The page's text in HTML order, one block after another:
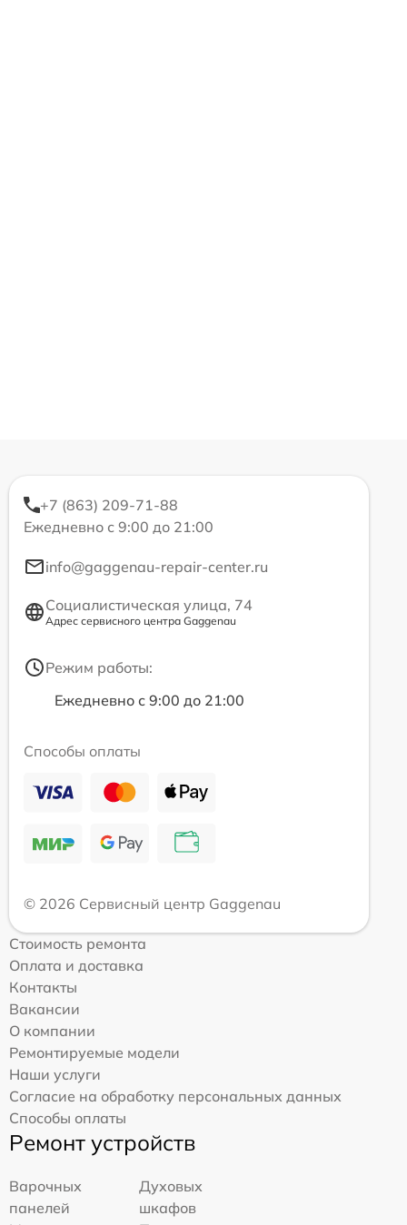
+7 (863) 209-71-88
Ежедневно с 9:00 до 21:00
info@gaggenau-repair-center.ru
Социалистическая улица, 74
Адрес сервисного центра Gaggenau
Режим работы:
Ежедневно с 9:00 до 21:00
Способы оплаты
© 2026 Сервисный центр Gaggenau
Стоимость ремонта
Оплата и доставка
Контакты
Вакансии
О компании
Ремонтируемые модели
Наши услуги
Согласие на обработку персональных данных
Способы оплаты
Ремонт устройств
Варочных
панелей
Духовых
шкафов